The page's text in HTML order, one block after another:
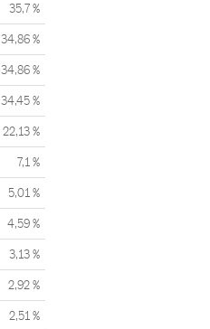
35,7 %
34,86 %
34,86 %
34,45 %
22,13 %
7,1 %
5,01 %
4,59 %
3,13 %
2,92 %
2,51 %